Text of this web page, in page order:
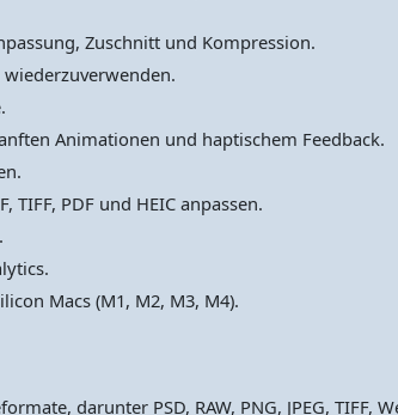
Zuschnitt und Kompression.
Animationen und haptischem Feedback.
TIFF, PDF und HEIC anpassen.
Macs (M1, M2, M3, M4).
darunter PSD, RAW, PNG, JPEG, TIFF,